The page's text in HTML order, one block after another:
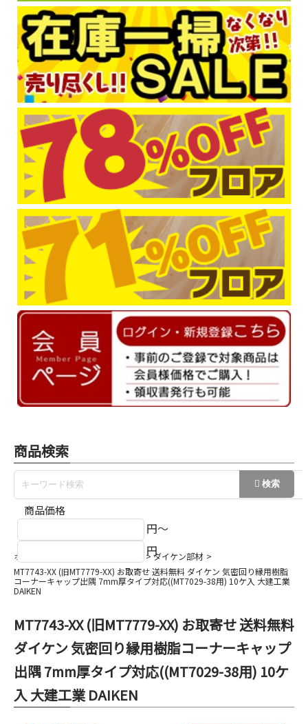
商品検索
商品価格
円～
円
ホーム
ダイケン部材
MT7743-XX (旧MT7779-XX) お取寄せ 送料無料 ダイケン 気密回り縁用樹脂
コーナーキャップ出隅 7mm厚タイプ対応((MT7029-38用) 10ケ入 大建工業
DAIKEN
MT7743-XX (旧MT7779-XX) お取寄せ 送料無料
ダイケン 気密回り縁用樹脂コーナーキャップ
出隅 7mm厚タイプ対応((MT7029-38用) 10ケ
入 大建工業 DAIKEN